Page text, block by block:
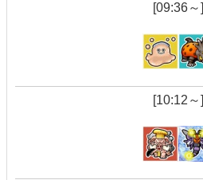
[09:36～]
[10:12～]